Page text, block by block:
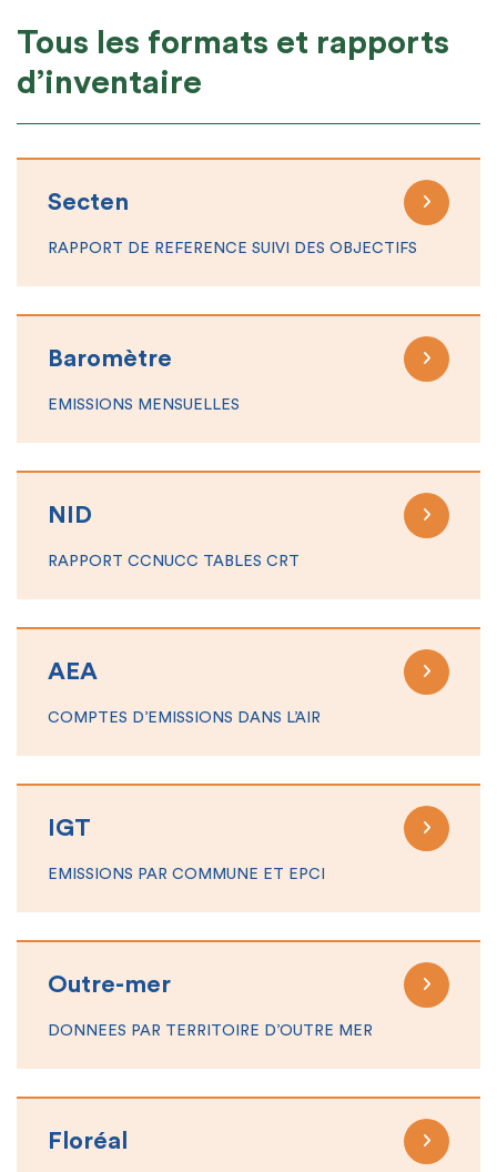
Tous les formats et rapports
d’inventaire
Secten
RAPPORT DE REFERENCE SUIVI DES OBJECTIFS
Baromètre
EMISSIONS MENSUELLES
NID
RAPPORT CCNUCC TABLES CRT
AEA
COMPTES D’EMISSIONS DANS L’AIR
IGT
EMISSIONS PAR COMMUNE ET EPCI
Outre-mer
DONNEES PAR TERRITOIRE D’OUTRE MER
Floréal